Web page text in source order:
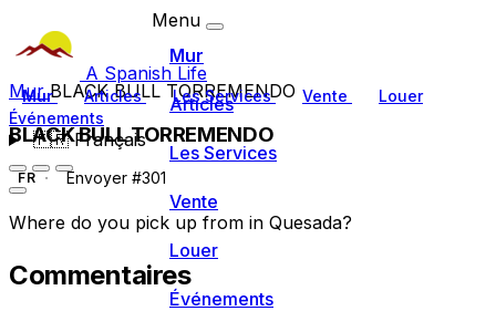
A Spanish Life
Mur Articles Les Services Vente
Louer
Événements
🇫🇷Français
Menu
Mur
Articles
Les Services
Vente
Louer
Événements
MurBLACK BULL TORREMENDO
BLACK BULL TORREMENDO
FR Envoyer #301
Where do you pick up from in Quesada?
Commentaires